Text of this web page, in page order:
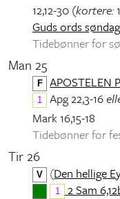
12,12-30 (kortere:
Guds ords søndag
Tidebønner for
Man 25
F APOSTELEN
1 Apg 22,3-16
Mark 16,15-18
Tidebønner for
Tir 26
V (Den hellige
1 2 Sam